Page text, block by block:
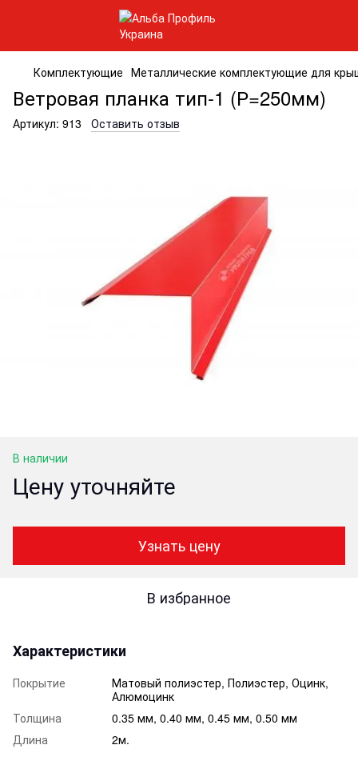
Комплектующие Металлические комплектующие для
Ветровая планка тип-1 (Р=250мм)
Артикул: 913 Оставить отзыв
В наличии
Цену уточняйте
Узнать цену
В избранное
Характеристики
Покрытие
Матовый полиэстер, Полиэстер, Оцинк,
Алюмоцинк
Толщина
0.35 мм, 0.40 мм, 0.45 мм, 0.50 мм
Длина
2м.